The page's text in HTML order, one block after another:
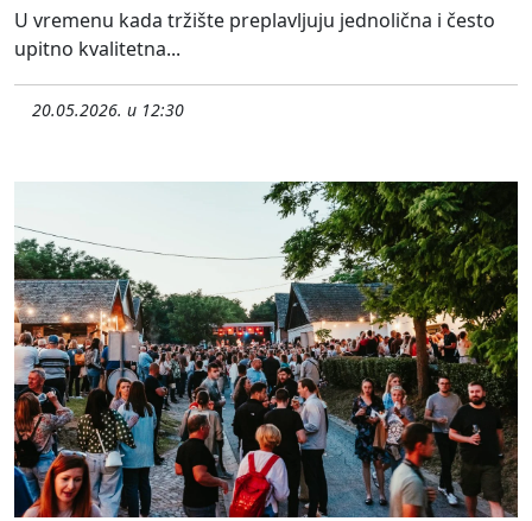
U vremenu kada tržište preplavljuju jednolična i često
upitno kvalitetna...
20.05.2026. u 12:30